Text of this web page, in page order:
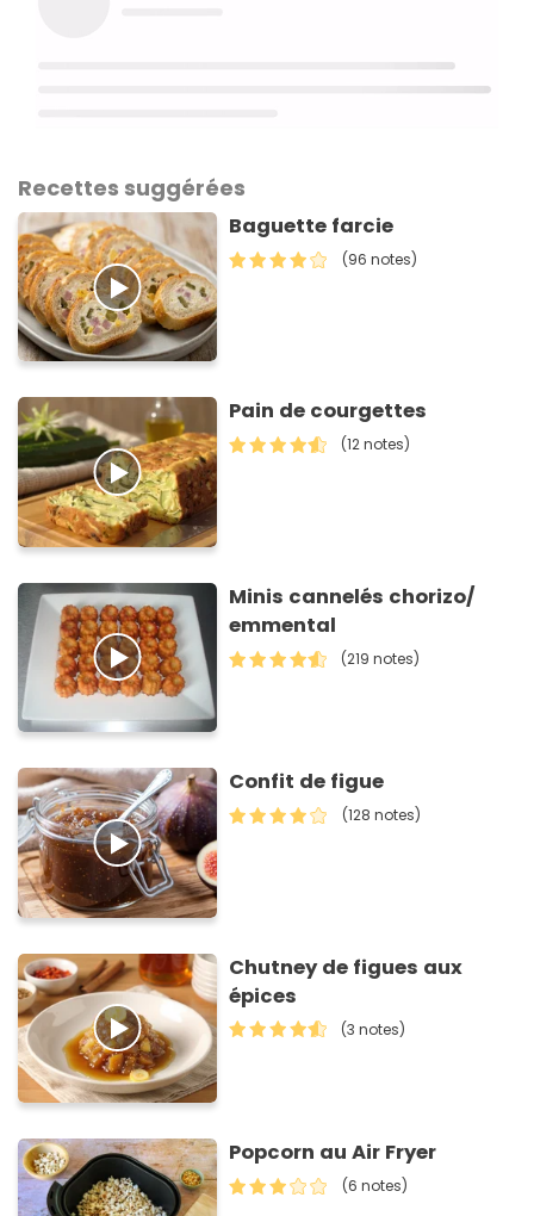
Recettes suggérées
Baguette farcie
(96 notes)
Pain de courgettes
(12 notes)
Minis cannelés chorizo/
emmental
(219 notes)
Confit de figue
(128 notes)
Chutney de figues aux
épices
(3 notes)
Popcorn au Air Fryer
(6 notes)